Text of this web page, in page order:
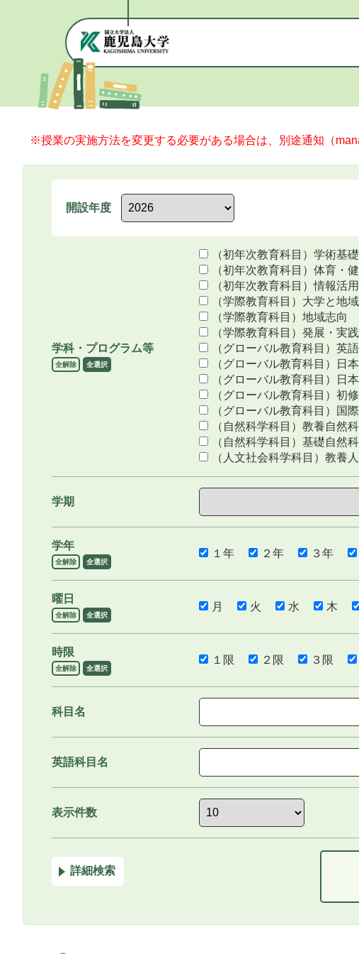
※授業の実施方法を変更する必要がある場合は、別途通知（
開設年度
学科・プログラム等
全解除 全選択
（初年次教育科目）学術基礎
（初年次教育科目）体育・
（初年次教育科目）情報活用
（学際教育科目）大学と地域
（学際教育科目）地域志向
（学際教育科目）発展・実践
（グローバル教育科目）英語
（グローバル教育科目）日
（グローバル教育科目）日
（グローバル教育科目）初
（グローバル教育科目）国
（自然科学科目）教養自然
（自然科学科目）基礎自然
（人文社会科学科目）教養
学期
学年
全解除 全選択
１年 ２年 ３年
曜日
全解除 全選択
月 火 水 木
時限
全解除 全選択
１限 ２限 ３限
科目名
英語科目名
表示件数
詳細検索